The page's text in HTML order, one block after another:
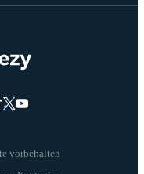
vorbehalten